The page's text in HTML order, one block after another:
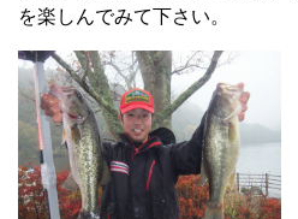
を楽しんでみて下さい。